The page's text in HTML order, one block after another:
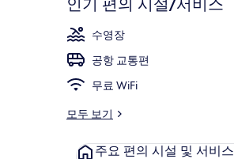
중
9.8
점,
고
객
추
천
점
수영장
공항 교통편
무료 WiFi
모두 보기
주요 편의 시설 및 서비스